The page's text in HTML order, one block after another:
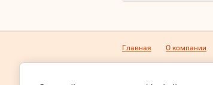
Главная О компании